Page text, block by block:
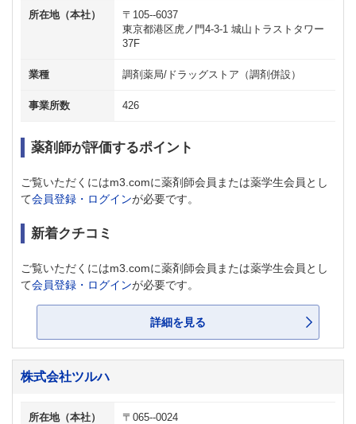
所在地（本社）
〒105--6037
東京都港区虎ノ門4-3-1 城山トラストタワー
37F
業種 調剤薬局/ドラッグストア（調剤併設）
事業所数 426
薬剤師が評価するポイント
ご覧いただくにはm3.comに薬剤師会員または薬学生会員とし
て会員登録・ログインが必要です。
新着クチコミ
ご覧いただくにはm3.comに薬剤師会員または薬学生会員とし
て会員登録・ログインが必要です。
詳細を見る
株式会社ツルハ
所在地（本社）
〒065--0024